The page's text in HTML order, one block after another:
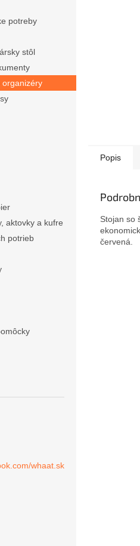
potreby
stôl
organizéry
aktovky a kufre
potrieb
whaat.sk
Popis
Stojan so
červená.